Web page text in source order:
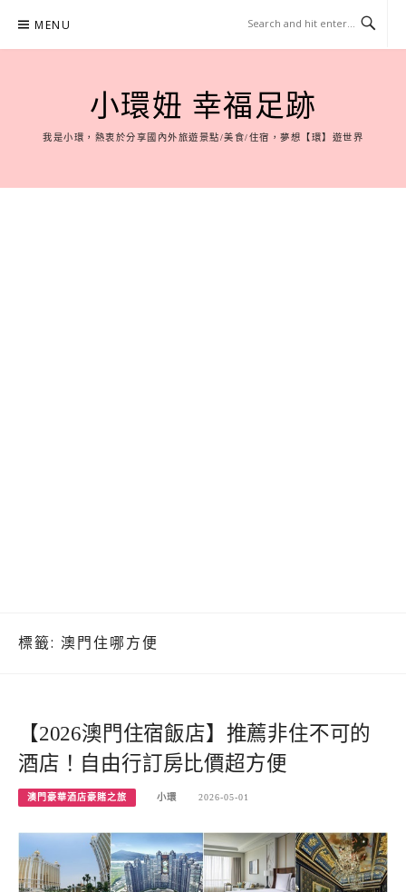
content
MENU
小環妞 幸福足跡
我是小環，熱衷於分享國內外旅遊景點/美食/住宿，夢想【環】遊世界
標籤: 澳門住哪方便
【2026澳門住宿飯店】推薦非住不可的
酒店！自由行訂房比價超方便
澳門豪華酒店豪賭之旅 小環 2026-05-01